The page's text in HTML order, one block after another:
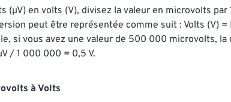
(µV) en volts (V), divisez la valeur en microvolts par
peut être représentée comme suit : Volts (V) =
si vous avez une valeur de 500 000 microvolts, la
/ 1 000 000 = 0,5 V.
à Volts